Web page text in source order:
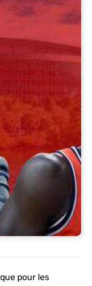
pour les